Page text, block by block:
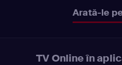
Arată-le
TV Online în